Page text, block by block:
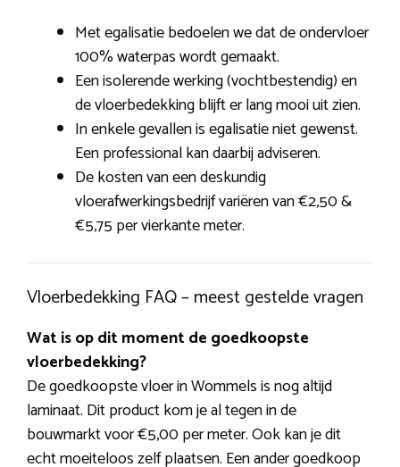
Met egalisatie bedoelen we dat de ondervloer
100% waterpas wordt gemaakt.
Een isolerende werking (vochtbestendig) en
de vloerbedekking blijft er lang mooi uit zien.
In enkele gevallen is egalisatie niet gewenst.
Een professional kan daarbij adviseren.
De kosten van een deskundig
vloerafwerkingsbedrijf variëren van €2,50 &
€5,75 per vierkante meter.
Vloerbedekking FAQ – meest gestelde vragen
Wat is op dit moment de goedkoopste
vloerbedekking?
De goedkoopste vloer in Wommels is nog altijd
laminaat. Dit product kom je al tegen in de
bouwmarkt voor €5,00 per meter. Ook kan je dit
echt moeiteloos zelf plaatsen. Een ander goedkoop